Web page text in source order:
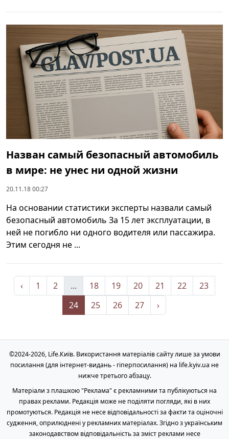
Назван самый безопасный автомобиль
в мире: не унес ни одной жизни
20.11.18 00:27
На основании статистики эксперты назвали самый
безопасный автомобиль За 15 лет эксплуатации, в
ней не погибло ни одного водителя или пассажира.
Этим сегодня не ...
‹ 1 2 ... 18 19 20 21 22
23
24
25 26 27 ›
©2024-2026, Life.Київ. Використання матеріалів сайту лише за умови
посилання (для інтернет-видань - гіперпосилання) на life.kyiv.ua не
нижче третього абзацу.
Матеріали з плашкою "Реклама" є рекламними та публікуються на
правах реклами. Редакція може не поділяти погляди, які в них
промотуються. Редакція не несе відповідальності за факти та оціночні
судження, оприлюднені у рекламних матеріалах. Згідно з українським
законодавством відповідальність за зміст реклами несе